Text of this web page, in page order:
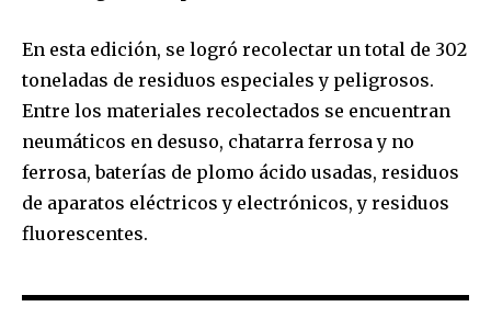
En esta edición, se logró recolectar un total de 302
toneladas de residuos especiales y peligrosos.
Entre los materiales recolectados se encuentran
neumáticos en desuso, chatarra ferrosa y no
ferrosa, baterías de plomo ácido usadas, residuos
de aparatos eléctricos y electrónicos, y residuos
fluorescentes.